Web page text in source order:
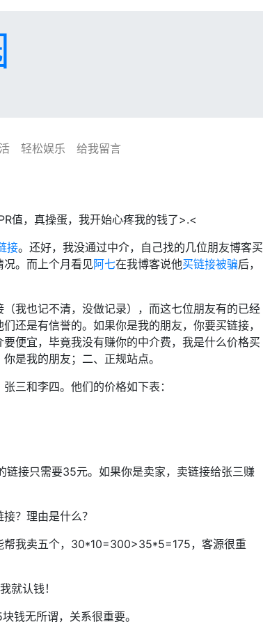
轻松娱乐 给我留言
值，真操蛋，我开始心疼我的钱了>.<
接。还好，我没通过中介，自己找的几位朋友博客买
。而上个月看见阿七在我博客说他买链接被骗后，
我也记不清，没做记录），而这七位朋友有的已经
还是有信誉的。如果你是我的朋友，你要买链接，
便宜，毕竟我没有赚你的中介费，我是什么价格买
是我的朋友；二、正规站点。
三和李四。他们的价格如下表：
接只需要35元。如果你是卖家，卖链接给张三赚
？理由是什么？
帮我卖五个，30*10=300>35*5=175，客源很重
就认钱！
钱无所谓，关系很重要。